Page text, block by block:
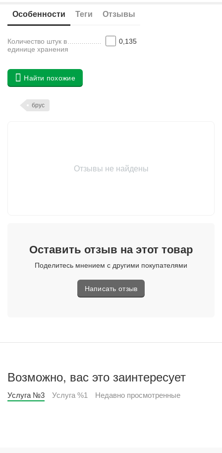
Особенности Теги Отзывы
Количество штук в
единице хранения
0,135
Найти похожие
брус
Отзывы не найдены
Оставить отзыв на этот товар
Поделитесь мнением с другими покупателями
Написать отзыв
Возможно, вас это заинтересует
Услуга №3 Услуга %1 Недавно просмотренные